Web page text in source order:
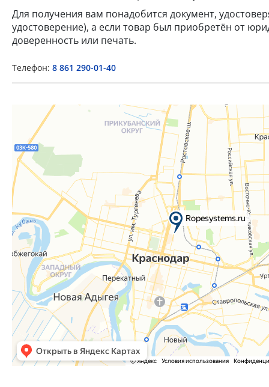
Для получения вам понадобится документ,
удостоверение), а если товар был приобретён от
доверенность или печать.
Телефон: 8 861 290-01-40